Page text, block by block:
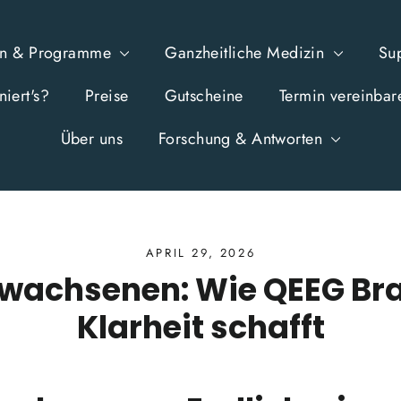
& Programme Ganzheitliche Medizin
Preise Gutscheine Termin
Über uns
Forschung & Antworten
APRIL 29, 2026
Wie QEEG
Klarheit schafft